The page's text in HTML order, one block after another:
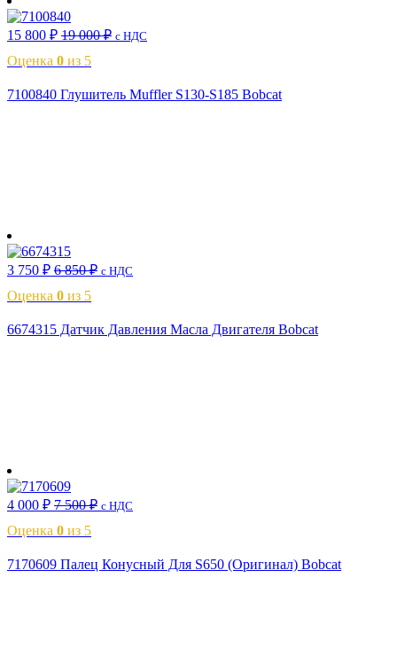
15 800 ₽ 19 000₽ с НДС
Оценка 0 из 5
7100840 Глушитель Muffler S130-S185 Bobcat
3 750 ₽ 6 850₽ с НДС
Оценка 0 из 5
6674315 Датчик Давления Масла Двигателя Bobcat
4 000 ₽ 7 500₽ с НДС
Оценка 0 из 5
7170609 Палец Конусный Для S650 (Оригинал) Bobcat